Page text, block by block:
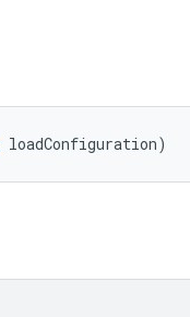
loadConfiguration)